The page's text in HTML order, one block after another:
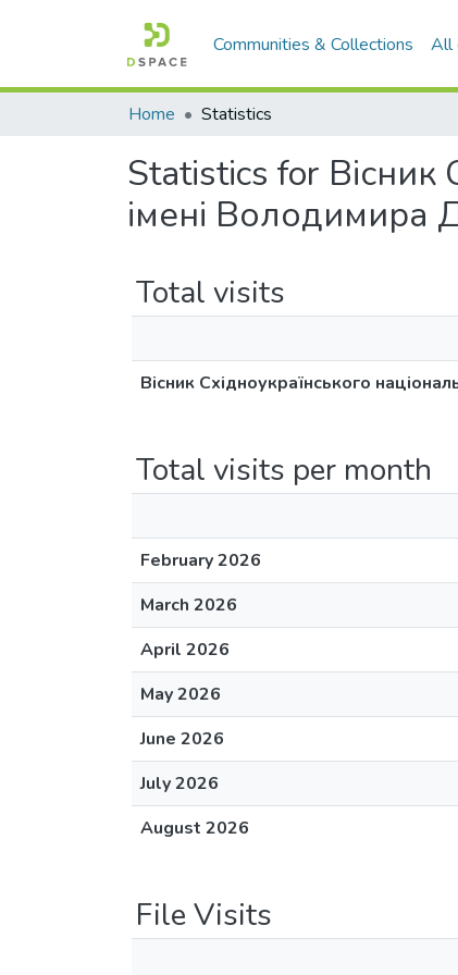
Communities & Collections All
Home Statistics
Statistics for Вісник
імені Володимира
Total visits
Вісник Східноукраїнського
Total visits per month
February 2026
March 2026
April 2026
May 2026
June 2026
July 2026
August 2026
File Visits